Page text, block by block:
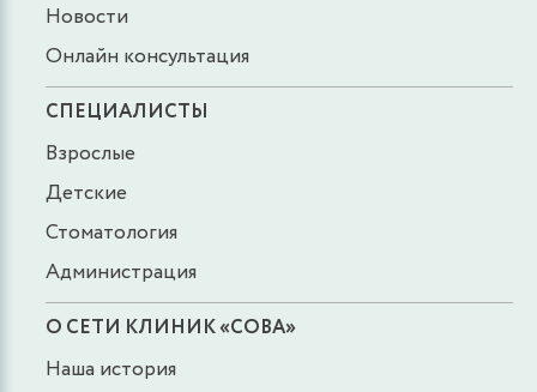
Новости
Онлайн консультация
СПЕЦИАЛИСТЫ
Взрослые
Детские
Стоматология
Администрация
О СЕТИ КЛИНИК «СОВА»
Наша история